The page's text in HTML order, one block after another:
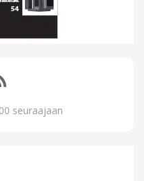
seuraajaan